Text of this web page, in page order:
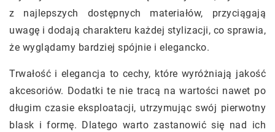
z najlepszych dostępnych materiałów, przyciągają
uwagę i dodają charakteru każdej stylizacji, co sprawia,
że wyglądamy bardziej spójnie i elegancko.
Trwałość i elegancja to cechy, które wyróżniają jakość
akcesoriów. Dodatki te nie tracą na wartości nawet po
długim czasie eksploatacji, utrzymując swój pierwotny
blask i formę. Dlatego warto zastanowić się nad ich